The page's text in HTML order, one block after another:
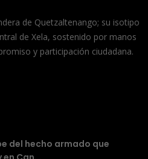
de Quetzaltenango; su isotipo
de Xela, sostenido por manos
y participación ciudadana.
del hecho armado que